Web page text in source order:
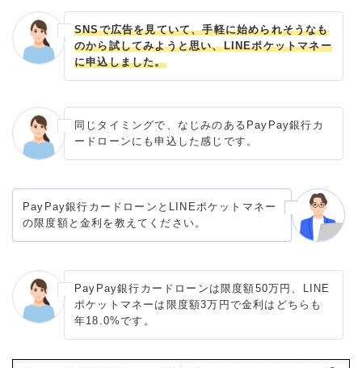
SNSで広告を見ていて、手軽に始められそうなも
のから試してみようと思い、LINEポケットマネー
に申込しました。
同じタイミングで、なじみのあるPayPay銀行カ
ードローンにも申込した感じです。
PayPay銀行カードローンとLINEポケットマネー
の限度額と金利を教えてください。
PayPay銀行カードローンは限度額50万円、LINE
ポケットマネーは限度額3万円で金利はどちらも
年18.0%です。